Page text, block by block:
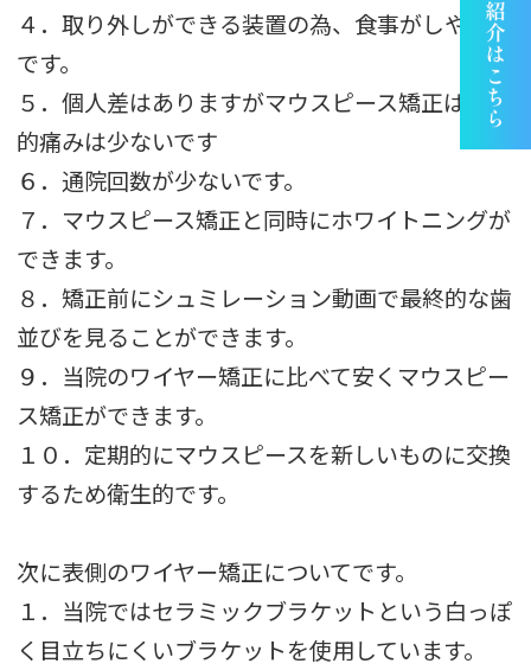
４．取り外しができる装置の為、食事がしやすい
です。
５．個人差はありますがマウスピース矯正は比較
的痛みは少ないです
６．通院回数が少ないです。
７．マウスピース矯正と同時にホワイトニングが
できます。
８．矯正前にシュミレーション動画で最終的な歯
並びを見ることができます。
９．当院のワイヤー矯正に比べて安くマウスピー
ス矯正ができます。
１０．定期的にマウスピースを新しいものに交換
するため衛生的です。
次に表側のワイヤー矯正についてです。
１．当院ではセラミックブラケットという白っぽ
く目立ちにくいブラケットを使用しています。